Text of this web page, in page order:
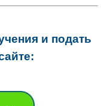
и подать